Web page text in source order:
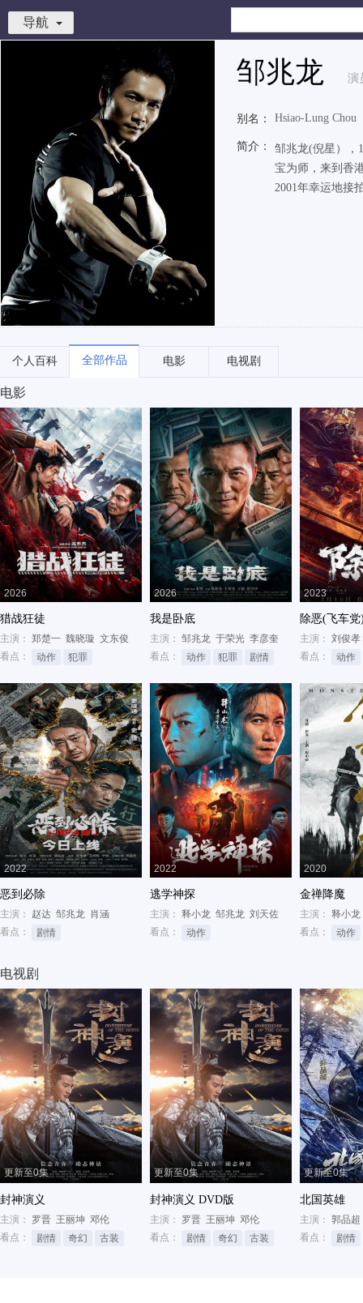
导航
邹兆龙 演
别名： Hsiao-Lung Chou
简介：
邹兆龙(倪星），
宝为师，来到香
2001年幸运地接
个人百科 全部作品 电影 电视剧
电影
2026
猎战狂徒
主演： 郑楚一 魏晓璇 文东俊
看点：
动作 犯罪
2026
我是卧底
主演： 邹兆龙 于荣光 李彦奎
看点：
动作 犯罪 剧情
2023
除恶(飞车党
主演： 刘俊孝
看点：
动作
2022
恶到必除
主演： 赵达 邹兆龙 肖涵
看点：
剧情
2022
逃学神探
主演： 释小龙 邹兆龙 刘天佐
看点：
动作
2020
金禅降魔
主演： 释小龙
看点：
动作
电视剧
更新至0集
封神演义
主演： 罗晋 王丽坤 邓伦
看点：
剧情 奇幻 古装
更新至0集
封神演义 DVD版
主演： 罗晋 王丽坤 邓伦
看点：
剧情 奇幻 古装
更新至0集
北国英雄
主演： 郭品超
看点：
剧情